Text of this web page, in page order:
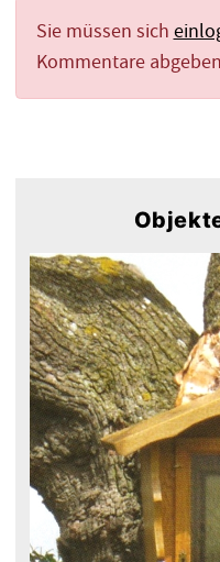
Sie müssen sich
Kommentare